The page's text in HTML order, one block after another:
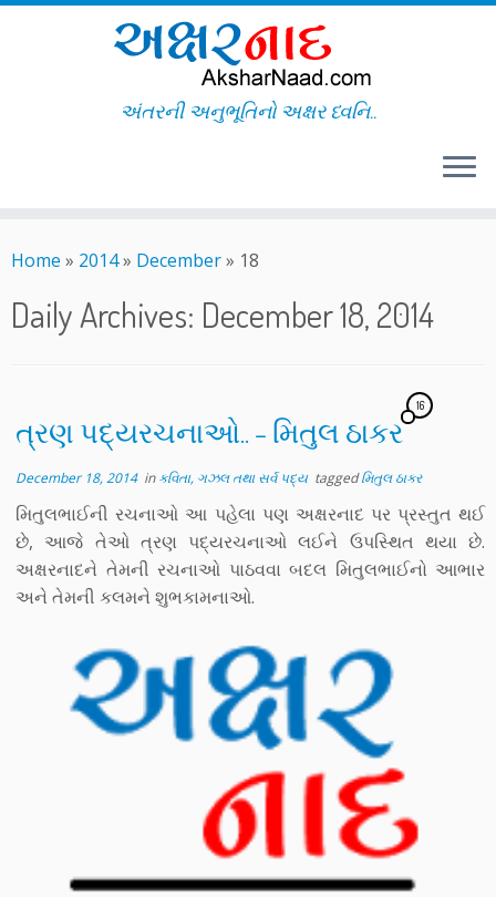
to
અંતરની અનુભૂતિનો અક્ષર ધ્વનિ..
Home » 2014» December» 18
Daily Archives: December 18, 2014
ત્રણ પદ્યરચનાઓ.. – મિતુલ ઠાકર
16
December 18, 2014inકવિતા, ગઝલ તથા સર્વ પદ્ય taggedમિતુલ ઠાકર
મિતુલભાઈની રચનાઓ આ પહેલા પણ અક્ષરનાદ પર પ્રસ્તુત થઈ
છે, આજે તેઓ ત્રણ પદ્યરચનાઓ લઈને ઉપસ્થિત થયા છે.
અક્ષરનાદને તેમની રચનાઓ પાઠવવા બદલ મિતુલભાઈનો આભાર
અને તેમની કલમને શુભકામનાઓ.